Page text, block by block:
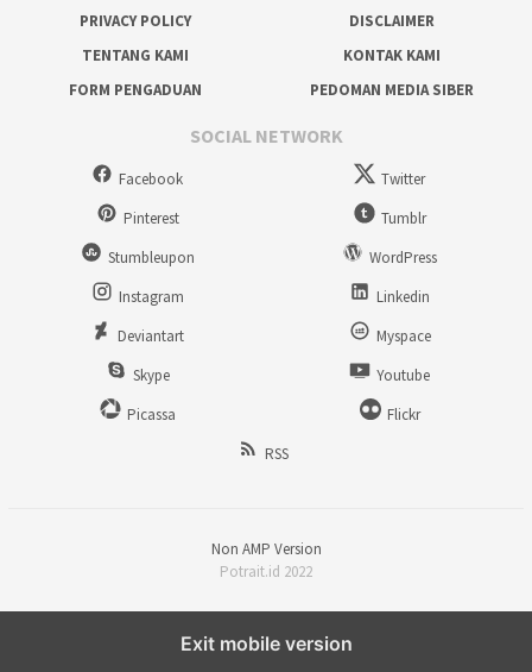
PRIVACY POLICY
DISCLAIMER
TENTANG KAMI
KONTAK KAMI
FORM PENGADUAN
PEDOMAN MEDIA SIBER
SOCIAL NETWORK
Facebook
Twitter
Pinterest
Tumblr
Stumbleupon
WordPress
Instagram
Linkedin
Deviantart
Myspace
Skype
Youtube
Picassa
Flickr
RSS
Non AMP Version
Potrait.id 2022
Exit mobile version